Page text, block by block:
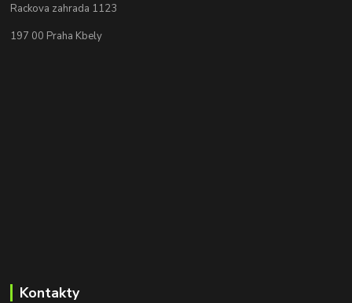
Rackova zahrada 1123
197 00 Praha Kbely
Kontakty